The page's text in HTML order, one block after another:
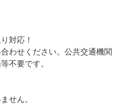
対応！
わせください。公共交通機関
不要です。
せん。